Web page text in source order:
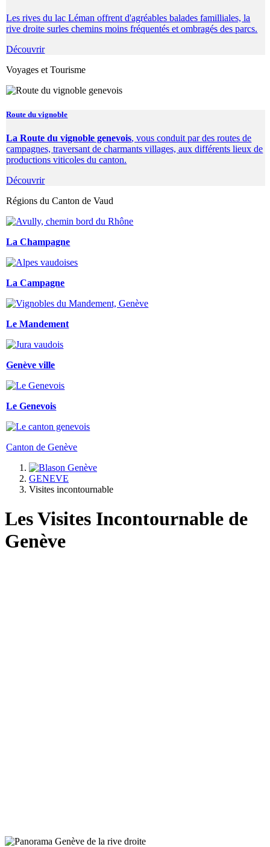
Les rives du lac Léman offrent d'agréables balades familliales, la
rive droite surles chemins moins fréquentés et ombragés des parcs.
Découvrir
Voyages et Tourisme
Route du vignoble
La Route du vignoble genevois, vous conduit par des routes de
campagnes, traversant de charmants villages, aux différents lieux de
productions viticoles du canton.
Découvrir
Régions du Canton de Vaud
La Champagne
La Campagne
Le Mandement
Genève ville
Le Genevois
Canton de Genève
GENEVE
Visites incontournable
Les Visites Incontournable de
Genève